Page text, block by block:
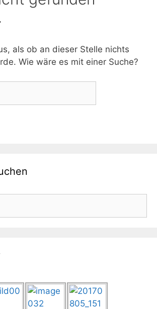
als ob an dieser Stelle nichts
Wie wäre es mit einer Suche?